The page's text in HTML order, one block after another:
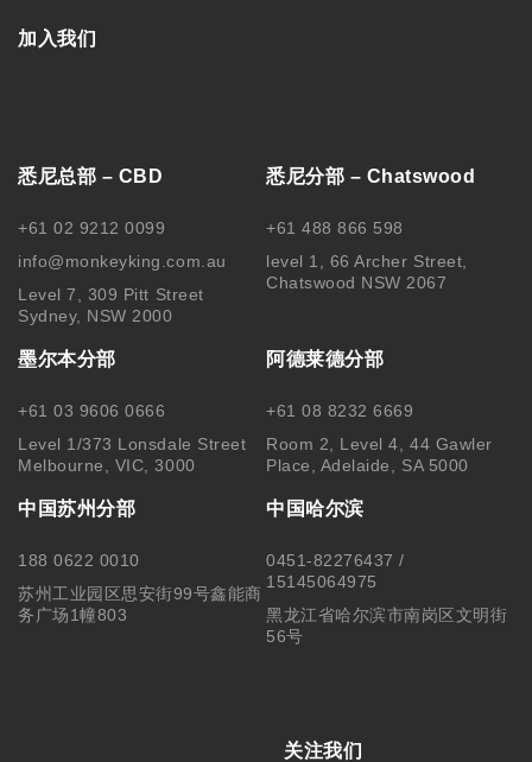
加入我们
悉尼总部 – CBD
+61 02 9212 0099
info@monkeyking.com.au
Level 7, 309 Pitt Street
Sydney, NSW 2000
悉尼分部 – Chatswood
+61 488 866 598
level 1, 66 Archer Street,
Chatswood NSW 2067
墨尔本分部
+61 03 9606 0666
Level 1/373 Lonsdale Street
Melbourne, VIC, 3000
阿德莱德分部
+61 08 8232 6669
Room 2, Level 4, 44 Gawler
Place, Adelaide, SA 5000
中国苏州分部
188 0622 0010
苏州工业园区思安街99号鑫能商
务广场1幢803
中国哈尔滨
0451-82276437 /
15145064975
黑龙江省哈尔滨市南岗区文明街
56号
关注我们